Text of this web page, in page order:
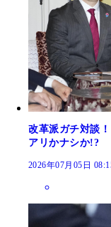
改革派ガチ対談
アリかナシか!?
2026年07月05日